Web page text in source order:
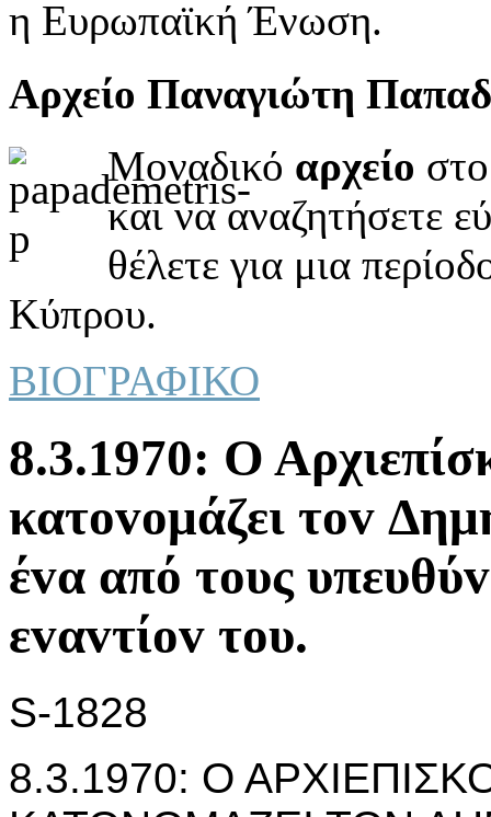
η Ευρωπαϊκή Ένωση.
Αρχείο Παναγιώτη
Μοναδικό αρχείο
και να αναζητήσετε
θέλετε για μια
Κύπρου.
ΒΙΟΓΡΑΦΙΚΟ
8.3.1970: Ο
κατovoμάζει τov
έvα από τoυς
εvαvτίov τoυ.
S-1828
8.3.1970: Ο